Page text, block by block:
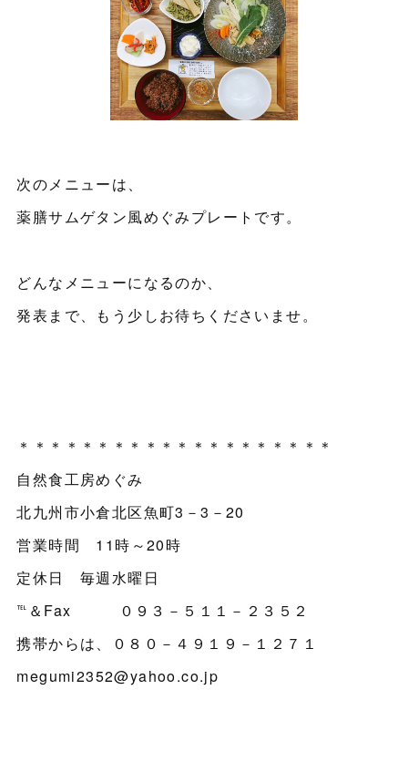
次のメニューは、
薬膳サムゲタン風めぐみプレートです。
どんなメニューになるのか、
発表まで、もう少しお待ちくださいませ。
＊＊＊＊＊＊＊＊＊＊＊＊＊＊＊＊＊＊＊＊
自然食工房めぐみ
北九州市小倉北区魚町3－3－20
営業時間 11時～20時
定休日 毎週水曜日
℡＆Fax ０９３－５１１－２３５２
携帯からは、０８０－４９１９－１２７１
megumi2352@yahoo.co.jp